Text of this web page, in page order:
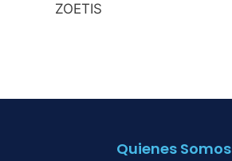
ZOETIS
Quienes Somos